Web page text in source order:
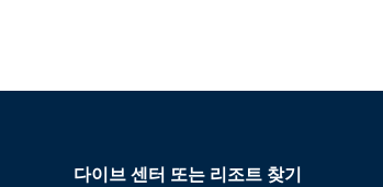
다이브 센터 또는 리조트 찾기